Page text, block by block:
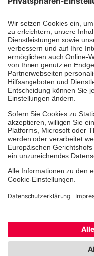
Aus-
Cookie-Einstellungen